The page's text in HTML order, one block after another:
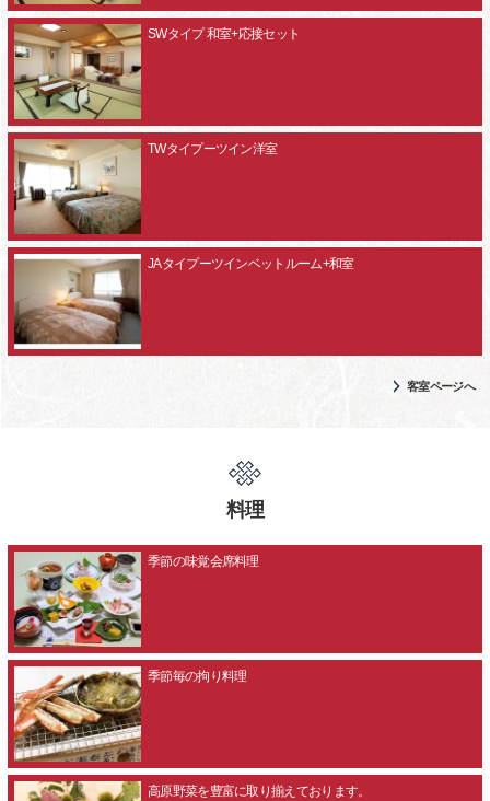
SWタイプ 和室+応接セット
TWタイプーツイン洋室
JAタイプーツインベットルーム+和室
客室ページへ
料理
季節の味覚会席料理
季節毎の拘り料理
高原野菜を豊富に取り揃えております。